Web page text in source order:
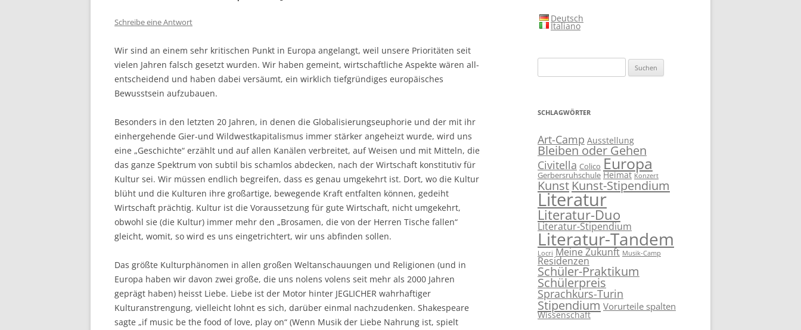
Schreibe eine Antwort
Wir sind an einem sehr kritischen Punkt in Europa angelangt, weil unsere Prioritäten seit
vielen Jahren falsch gesetzt wurden. Wir haben gemeint, wirtschaftliche Aspekte wären all-
entscheidend und haben dabei versäumt, ein wirklich tiefgründiges europäisches
Bewusstsein aufzubauen.
Besonders in den letzten 20 Jahren, in denen die Globalisierungseuphorie und der mit ihr
einhergehende Gier-und Wildwestkapitalismus immer stärker angeheizt wurde, wird uns
eine „Geschichte“ erzählt und auf allen Kanälen verbreitet, auf Weisen und mit Mitteln, die
das ganze Spektrum von subtil bis schamlos abdecken, nach der Wirtschaft konstitutiv für
Kultur sei. Wir müssen endlich begreifen, dass es genau umgekehrt ist. Dort, wo die Kultur
blüht und die Kulturen ihre großartige, bewegende Kraft entfalten können, gedeiht
Wirtschaft prächtig. Kultur ist die Voraussetzung für gute Wirtschaft, nicht umgekehrt,
obwohl sie (die Kultur) immer mehr den „Brosamen, die von der Herren Tische fallen“
gleicht, womit, so wird es uns eingetrichtert, wir uns abfinden sollen.
Das größte Kulturphänomen in allen großen Weltanschauungen und Religionen (und in
Europa haben wir davon zwei große, die uns nolens volens seit mehr als 2000 Jahren
geprägt haben) heisst Liebe. Liebe ist der Motor hinter JEGLICHER wahrhaftiger
Kulturanstrengung, vielleicht lohnt es sich, darüber einmal nachzudenken. Shakespeare
sagte „if music be the food of love, play on“ (Wenn Musik der Liebe Nahrung ist, spielt
Deutsch
Italiano
nach:
SCHLAGWÖRTER
Art-Camp Ausstellung
Bleiben oder Gehen
Civitella Colico Europa
Gerbersruhschule Heimat Konzert
Kunst Kunst-Stipendium
Literatur
Literatur-Duo
Literatur-Stipendium
Literatur-Tandem
Locri Meine Zukunft Musik-Camp
Residenzen
Schüler-Praktikum
Schülerpreis
Sprachkurs-Turin
Stipendium Vorurteile spalten
Wissenschaft